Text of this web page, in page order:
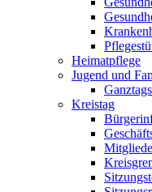
Heimatpflege
Jugend und
Kreistag